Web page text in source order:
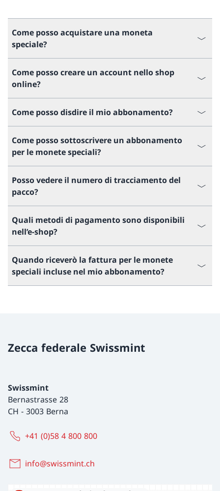
Come posso acquistare una moneta
speciale?
Come posso creare un account nello shop
online?
Come posso disdire il mio abbonamento?
Come posso sottoscrivere un abbonamento
per le monete speciali?
Posso vedere il numero di tracciamento del
pacco?
Quali metodi di pagamento sono disponibili
nell’e-shop?
Quando riceverò la fattura per le monete
speciali incluse nel mio abbonamento?
Zecca federale Swissmint
Swissmint
Bernastrasse 28
CH - 3003 Berna
+41 (0)58 4 800 800
info@swissmint.ch